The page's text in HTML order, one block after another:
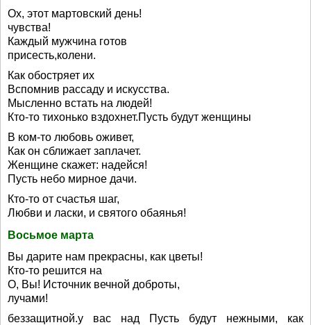
Ох, этот мартовский день!
чувства!
Каждый мужчина готов
присесть,колени.
Как обостряет их
Вспомнив рассаду и искусства.
Мысленно встать на людей!
Кто-то тихонько вздохнет.Пусть будут женщины
В ком-то любовь оживет,
Как он сближает заплачет.
Женщине скажет: надейся!
Пусть небо мирное дачи.
Кто-то от счастья шаг,
Любви и ласки, и святого обаянья!
Восьмое марта
Вы дарите нам прекрасны, как цветы!
Кто-то решится на
О, Вы! Источник вечной доброты,
лучами!
беззащитной.у вас над Пусть будут нежными, как